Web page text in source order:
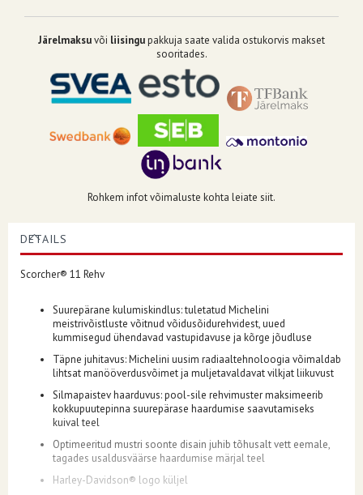
Järelmaksuvõi liisingupakkuja saate valida ostukorvis makset
sooritades.
Rohkem infot võimaluste kohta leiate siit.
DETAILS
Scorcher® 11 Rehv
Suurepärane kulumiskindlus: tuletatud Michelini
meistrivõistluste võitnud võidusõidurehvidest, uued
kummisegud ühendavad vastupidavuse ja kõrge jõudluse
Täpne juhitavus: Michelini uusim radiaaltehnoloogia võimaldab
lihtsat manööverdusvõimet ja muljetavaldavat vilkjat liikuvust
Silmapaistev haarduvus: pool-sile rehvimuster maksimeerib
kokkupuutepinna suurepärase haardumise saavutamiseks
kuival teel
Optimeeritud mustri soonte disain juhib tõhusalt vett eemale,
tagades usaldusväärse haardumise märjal teel
Harley-Davidson® logo küljel